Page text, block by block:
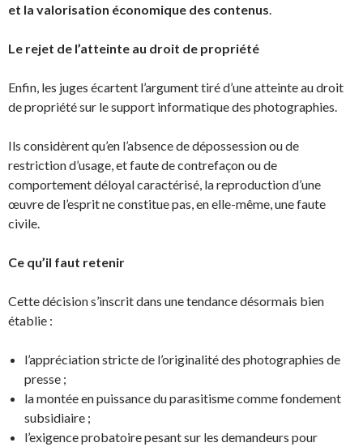
et la valorisation économique des contenus.
Le rejet de l’atteinte au droit de propriété
Enfin, les juges écartent l’argument tiré d’une atteinte au droit
de propriété sur le support informatique des photographies.
Ils considèrent qu’en l’absence de dépossession ou de
restriction d’usage, et faute de contrefaçon ou de
comportement déloyal caractérisé, la reproduction d’une
œuvre de l’esprit ne constitue pas, en elle-même, une faute
civile.
Ce qu’il faut retenir
Cette décision s’inscrit dans une tendance désormais bien
établie :
l’appréciation stricte de l’originalité des photographies de
presse ;
la montée en puissance du parasitisme comme fondement
subsidiaire ;
l’exigence probatoire pesant sur les demandeurs pour